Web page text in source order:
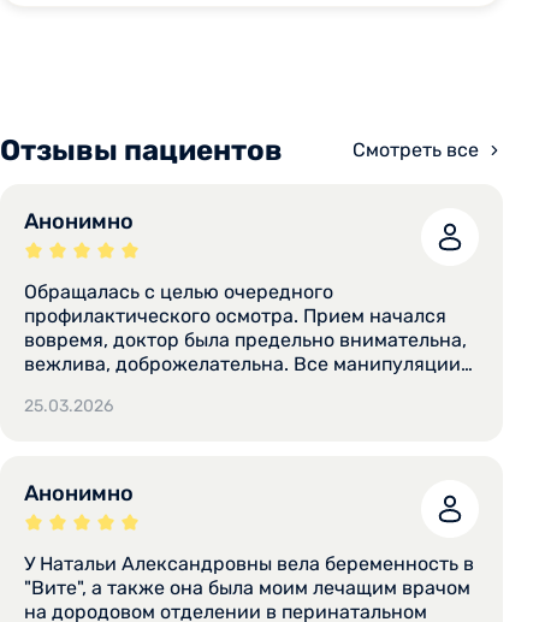
Отзывы пациентов Смотреть все
Анонимно
Обращалась с целью очередного
профилактического осмотра. Прием начался
вовремя, доктор была предельно внимательна,
вежлива, доброжелательна. Все манипуляции
неприятных реакций. Наталья Александровна
анализы, пояснила важные в них маркеры,
посоветовала дату следующего визита. Нет
такого, обязательно обращусь к этому доктору
ещё и посоветую ее знакомым.
25.03.2026
Анонимно
У Натальи Александровны вела беременность в
"Вите", а также она была моим лечащим врачом
на дородовом отделении в перинатальном